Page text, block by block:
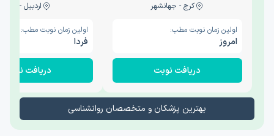
کرج - جهانشهر
اولین زمان نوبت مطب:
امروز
دریافت نوبت
اردبیل - والی
اولین زمان نوبت مطب:
فردا
دریافت نوبت
بهترین پزشکان و متخصصان روانشناسی